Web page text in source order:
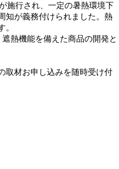
施行され、一定の暑熱環境下
知が義務付けられました。熱
熱機能を備えた商品の開発と
取材お申し込みを随時受け付